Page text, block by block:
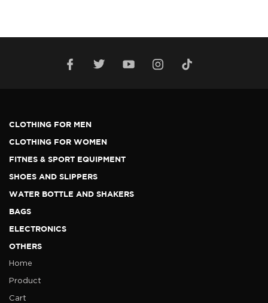
CLOTHING FOR MEN
CLOTHING FOR WOMEN
FITNES & SPORT EQUIPMENT
SHOES AND SLIPPERS
WATER BOTTLE AND SHAKERS
BAGS
ELECTRONICS
OTHERS
Home
Product
Cart